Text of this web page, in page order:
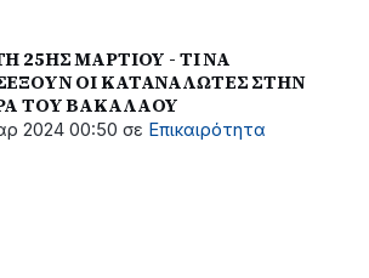
25ΗΣ ΜΑΡΤΙΟΥ - ΤΙ ΝΑ
ΟΙ ΚΑΤΑΝΑΛΩΤΕΣ ΣΤΗΝ
ΤΟΥ ΒΑΚΑΛΑΟΥ
2024 00:50 σε Επικαιρότητα